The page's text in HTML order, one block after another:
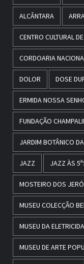
ALCÂNTARA
CENTRO CULTURAL
CORDOARIA
DOLOR DOSE
ERMIDA NOSSA
FUNDAÇÃO
JARDIM BOTÂNICO
JAZZ JAZZ ÀS
MOSTEIRO DOS
MUSEU COLECÇÃO
MUSEU DA
MUSEU DE ARTE